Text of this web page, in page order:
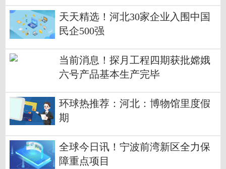
天天精选！河北30家企业入围中国
民企500强
当前消息！探月工程四期获批嫦娥
六号产品基本生产完毕
环球热推荐：河北：博物馆里度假
期
全球今日讯！宁波前湾新区全力保
障重点项目